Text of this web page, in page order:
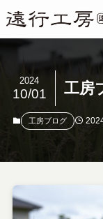
工房
2024
10/01
工房ブログ